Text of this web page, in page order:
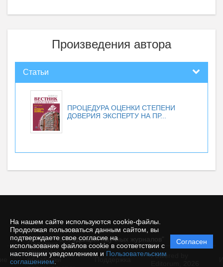
На нашем сайте используются cookie-файлы.
Продолжая пользоваться данным сайтом, вы
подтверждаете свое согласие на
использование файлов cookie в соответствии с
настоящим уведомлением и Пользовательским
соглашением
Согласен
Произведения автора
Статьи
ПРОЦЕДУРА ОЦЕНКИ СТЕПЕНИ
ДОВЕРИЯ ЭКСПЕРТУ НА ПР...
© "Редакция научных журналов"
Политика
защиты и
обработки
Powered by